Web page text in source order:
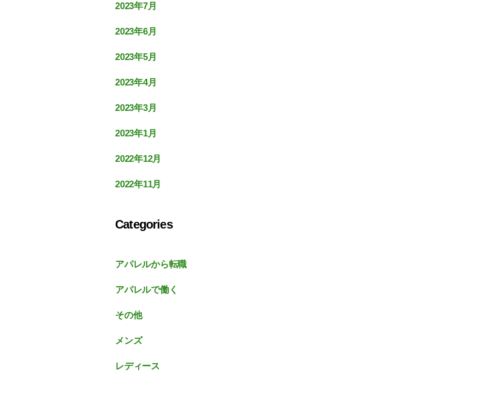
2023年7月
2023年6月
2023年5月
2023年4月
2023年3月
2023年1月
2022年12月
2022年11月
Categories
アパレルから転職
アパレルで働く
その他
メンズ
レディース